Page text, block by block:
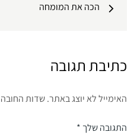
הכה את המומחה
כתיבת תגובה
האימייל לא יוצג באתר. שדות
התגובה שלך*